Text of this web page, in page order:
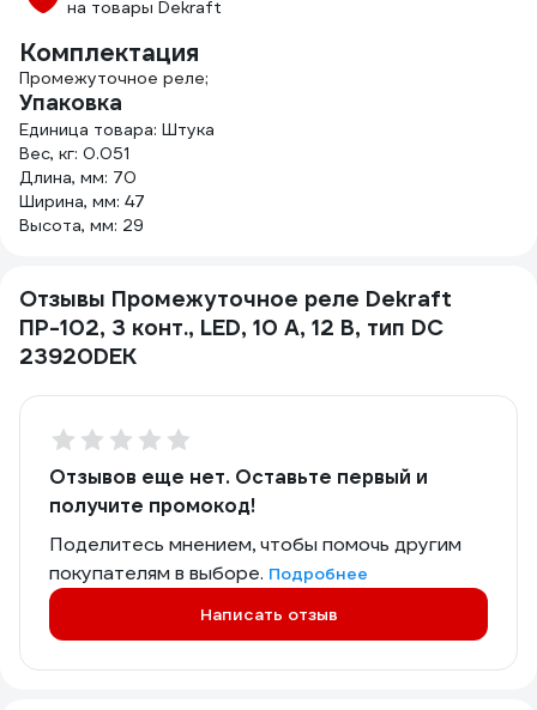
на товары Dekraft
Комплектация
Промежуточное реле;
Упаковка
Единица товара: Штука
Вес, кг: 0.051
Длина, мм: 70
Ширина, мм: 47
Высота, мм: 29
Отзывы Промежуточное реле Dekraft
ПР-102, 3 конт., LED, 10 А, 12 В, тип DC
23920DEK
Отзывов еще нет. Оставьте первый и
получите промокод!
Поделитесь мнением, чтобы помочь другим
покупателям в выборе. Подробнее
Написать отзыв